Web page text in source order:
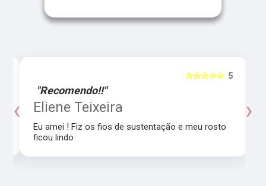
5
☆☆☆☆☆
"Recomendo!!"
Eliene Teixeira
Eu amei ! Fiz os fios de sustentação e meu rosto
ficou lindo
‹ ›